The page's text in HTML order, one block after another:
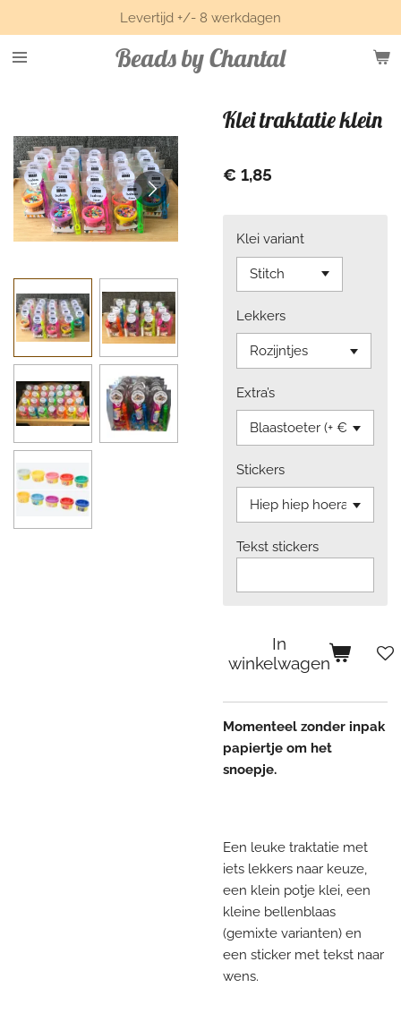
direct
naar
Beads by Chantal
Levertijd +/- 8 werkdagen
Klei traktatie klein
€ 1,85
Klei variant
Lekkers
Extra’s
Stickers
Tekst stickers
In
winkelwagen
Momenteel zonder inpak
papiertje om het
snoepje.
Een leuke traktatie met
iets lekkers naar keuze,
een klein potje klei, een
kleine bellenblaas
(gemixte varianten) en
een sticker met tekst naar
wens.